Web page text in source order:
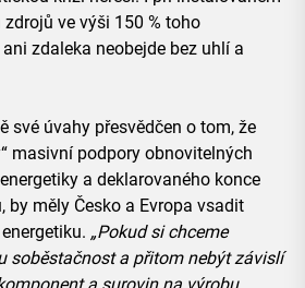
ve výši 150 % toho
zdaleka neobejde bez uhlí a
své úvahy přesvědčen o tom, že
masivní podpory obnovitelných
a deklarovaného konce
by měly Česko a Evropa vsadit
„Pokud si chceme
soběstačnost a přitom nebýt závislí
a surovin na výrobu